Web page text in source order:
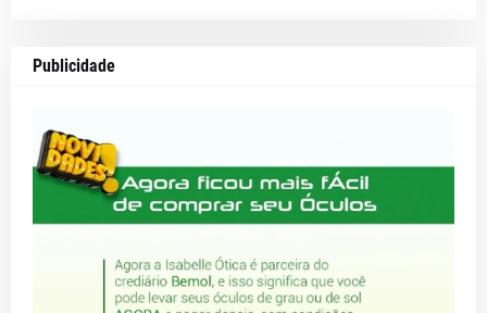
Publicidade